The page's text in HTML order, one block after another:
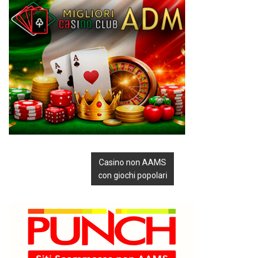
Casino non AAMS
con giochi popolari